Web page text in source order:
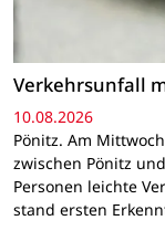
Verkehrsunfall
10.08.2026
Pönitz. Am
zwischen Pönitz
Personen leichte
stand ersten